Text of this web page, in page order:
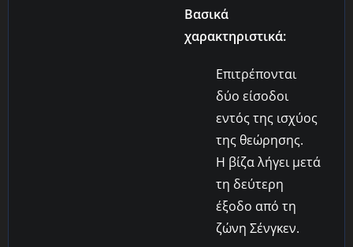
Βασικά
χαρακτηριστικά:
Επιτρέπονται
δύο είσοδοι
εντός της ισχύος
της θεώρησης.
Η βίζα λήγει μετά
τη δεύτερη
έξοδο από τη
ζώνη Σένγκεν.